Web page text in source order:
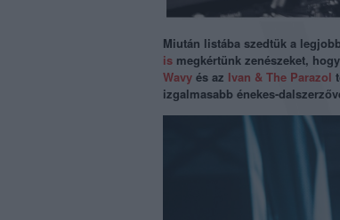
Miután listába szedtük a
is megkértünk zenészeket,
Wavy és az Ivan & The Parazol
izgalmasabb énekes-